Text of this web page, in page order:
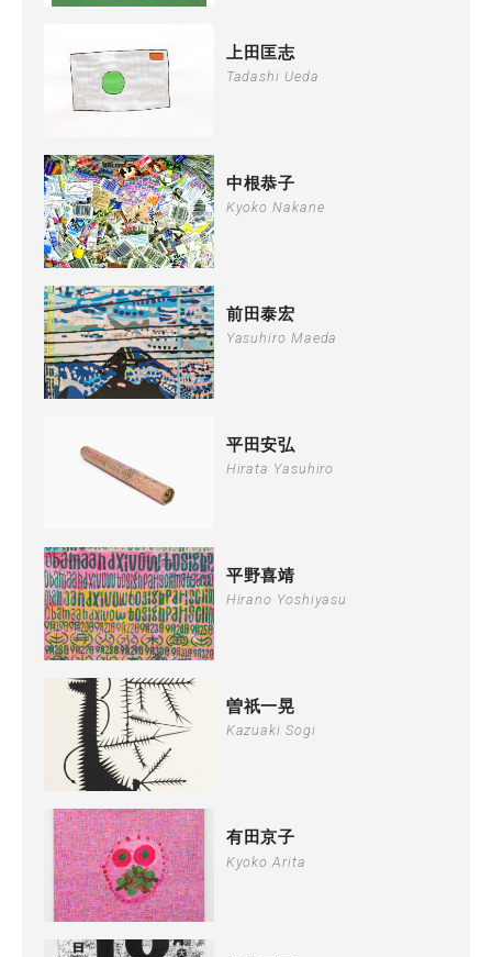
上田匡志
Tadashi Ueda
中根恭子
Kyoko Nakane
前田泰宏
Yasuhiro Maeda
平田安弘
Hirata Yasuhiro
平野喜靖
Hirano Yoshiyasu
曽祇一晃
Kazuaki Sogi
有田京子
Kyoko Arita